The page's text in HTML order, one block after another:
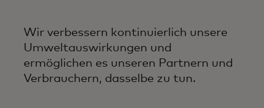
Wir verbessern kontinuierlich unsere
Umweltauswirkungen und
ermöglichen es unseren Partnern und
Verbrauchern, dasselbe zu tun.